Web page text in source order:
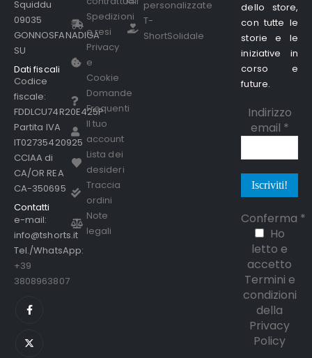
Squiddu
09035
GONNOSFANADIGA
SU
Dati fiscali
Codice
fiscale:
FDDLCU74R20E425P
Partita IVA
IT02735420925
CCIAA di
CA/OR REA
CA-350695
Contatti
e-mail:
info@tshorts.it
Tel./WhatsApp:
+39
3808963807
Spedizioni
e resi
Privacy
e
Cookie
Domande
Frequenti
Il tuo
account
Lista dei
desideri
Traccia
ordini
Note
legali
personalizzate
T-
ShortSolidale
dello store,
con tutte le
storie e le
iniziative in
corso e
future.
Indirizzo
email *
Conferma *
Ho
letto e
accetto
Termini e
condizioni
della
Privacy
Policy